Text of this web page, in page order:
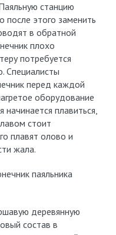
станцию
после этого заменить
в обратной
плохо
потребуется
Специалисты
перед каждой
оборудование
плавиться,
стоит
плавят олово и
жала.
паяльника
деревянную
состав в